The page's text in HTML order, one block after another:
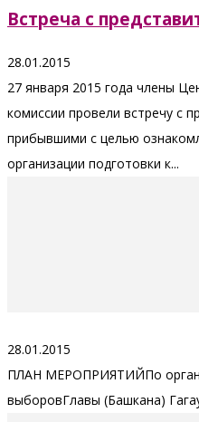
Встреча с
28.01.2015
27 января 2015 года члены
комиссии провели встречу с
прибывшими с целью
организации подготовки к...
28.01.2015
ПЛАН МЕРОПРИЯТИЙПо
выборовГлавы (Башкана)